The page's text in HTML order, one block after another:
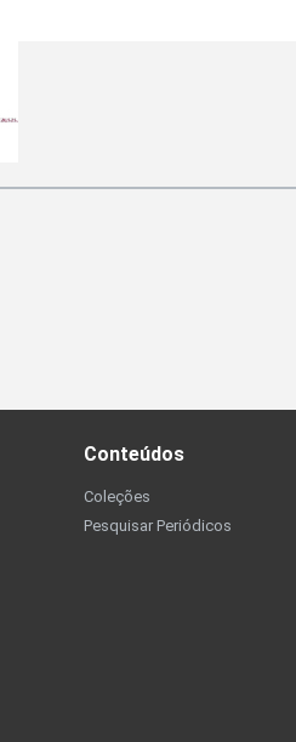
Conteúdos
Coleções
Pesquisar Periódicos